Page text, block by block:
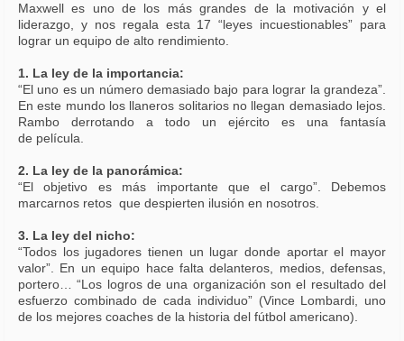
Maxwell es uno de los más grandes de la motivación y el
liderazgo, y nos regala esta 17 “leyes incuestionables” para
lograr un equipo de alto rendimiento.
1. La ley de la importancia:
“El uno es un número demasiado bajo para lograr la grandeza”.
En este mundo los llaneros solitarios no llegan demasiado lejos.
Rambo derrotando a todo un ejército es una fantasía
de película.
2. La ley de la panorámica:
“El objetivo es más importante que el cargo”. Debemos
marcarnos retos que despierten ilusión en nosotros.
3. La ley del nicho:
“Todos los jugadores tienen un lugar donde aportar el mayor
valor”. En un equipo hace falta delanteros, medios, defensas,
portero… “Los logros de una organización son el resultado del
esfuerzo combinado de cada individuo” (Vince Lombardi, uno
de los mejores coaches de la historia del fútbol americano).